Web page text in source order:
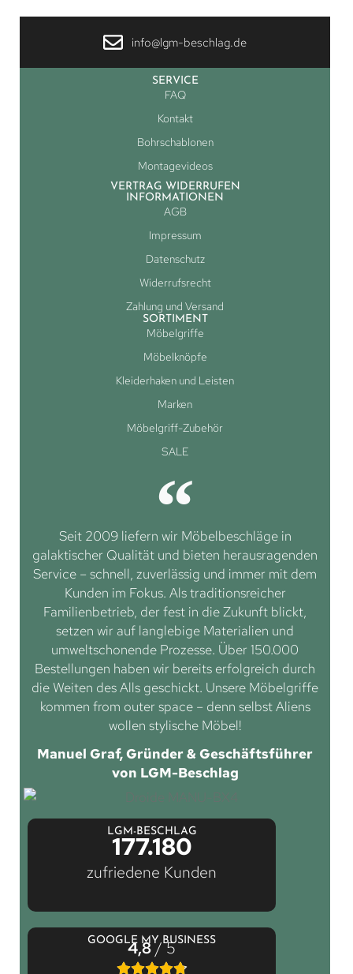
info@lgm-beschlag.de
SERVICE
FAQ
Kontakt
Bohrschablonen
Montagevideos
VERTRAG WIDERRUFEN
INFORMATIONEN
AGB
Impressum
Datenschutz
Widerrufsrecht
Zahlung und Versand
SORTIMENT
Möbelgriffe
Möbelknöpfe
Kleiderhaken und Leisten
Marken
Möbelgriff-Zubehör
SALE
Seit 2009 liefern wir Möbelbeschläge in
galaktischer Qualität und bieten herausragenden
Service – schnell, zuverlässig und immer mit dem
Kunden im Fokus. Als traditionsreicher
Familienbetrieb, der fest in die Zukunft blickt,
setzen wir auf langlebige Materialien und
umweltschonende Prozesse. Über 150.000
Bestellungen haben wir bereits erfolgreich durch
die Weiten des Alls geschickt. Unsere Möbelgriffe
kommen from outer space – denn selbst Aliens
wollen stylische Möbel!
Manuel Graf, Gründer & Geschäftsführer
von LGM-Beschlag
LGM-BESCHLAG
177.180
zufriedene Kunden
GOOGLE MY BUSINESS
4,8/ 5